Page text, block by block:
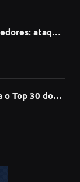
ataque
Top 30 do